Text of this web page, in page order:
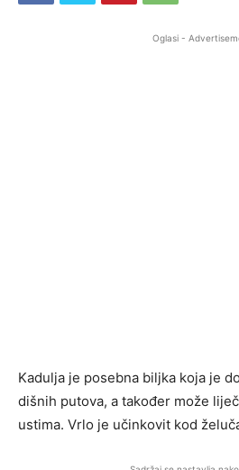
Oglasi -
Kadulja je posebna biljka koja je
dišnih putova, a također može
ustima. Vrlo je učinkovit kod